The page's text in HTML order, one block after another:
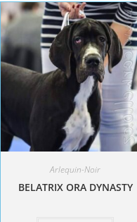
Arlequin-Noir
BELATRIX ORA DYNASTY